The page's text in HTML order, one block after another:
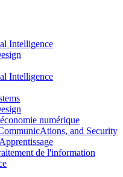
Intelligence
Intelligence
numérique
and Security
de l'information